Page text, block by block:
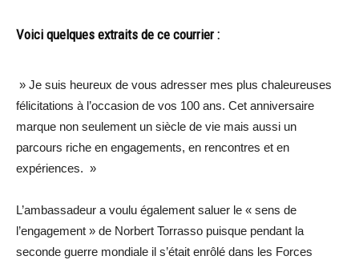
Voici quelques extraits de ce courrier :
» Je suis heureux de vous adresser mes plus chaleureuses
félicitations à l’occasion de vos 100 ans. Cet anniversaire
marque non seulement un siècle de vie mais aussi un
parcours riche en engagements, en rencontres et en
expériences. »
L’ambassadeur a voulu également saluer le « sens de
l’engagement » de Norbert Torrasso puisque pendant la
seconde guerre mondiale il s’était enrôlé dans les Forces